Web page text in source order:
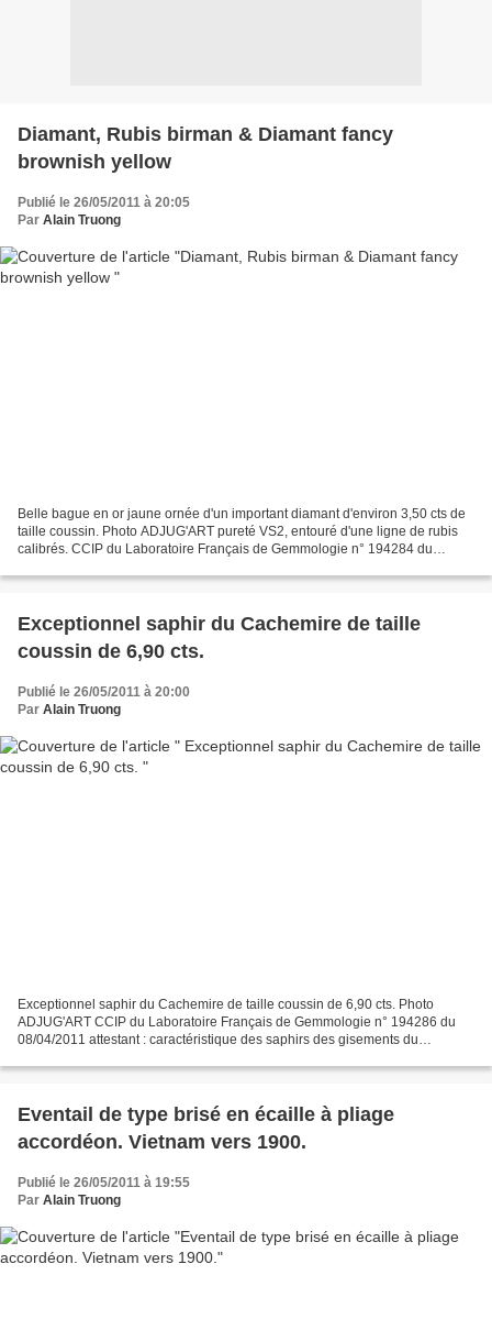
Diamant, Rubis birman & Diamant fancy
brownish yellow
Publié le 26/05/2011 à 20:05
Par Alain Truong
Belle bague en or jaune ornée d'un important diamant d'environ 3,50 cts de
taille coussin. Photo ADJUG'ART pureté VS2, entouré d'une ligne de rubis
calibrés. CCIP du Laboratoire Français de Gemmologie n° 194284 du
Exceptionnel saphir du Cachemire de taille
coussin de 6,90 cts.
Publié le 26/05/2011 à 20:00
Par Alain Truong
Exceptionnel saphir du Cachemire de taille coussin de 6,90 cts. Photo
ADJUG'ART CCIP du Laboratoire Français de Gemmologie n° 194286 du
08/04/2011 attestant : caractéristique des saphirs des gisements du
Eventail de type brisé en écaille à pliage
accordéon. Vietnam vers 1900.
Publié le 26/05/2011 à 19:55
Par Alain Truong